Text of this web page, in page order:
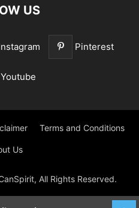
US
Pinterest
Youtube
Terms and Conditions
Us
All Rights Reserved.